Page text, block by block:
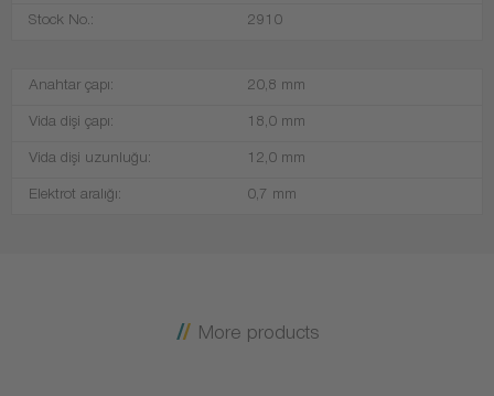
Stock No.: 2910
Anahtar çapı: 20,8 mm
Vida dişi çapı: 18,0 mm
Vida dişi uzunluğu: 12,0 mm
Elektrot aralığı: 0,7 mm
More products